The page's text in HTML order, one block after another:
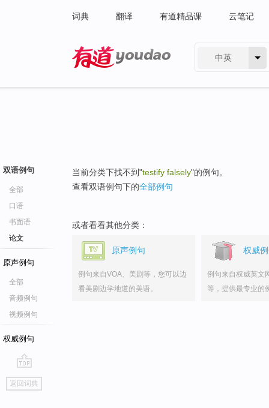
词典 翻译 有道精品课 云笔记
中英
双语例句
全部
口语
书面语
论文
原声例句
全部
音频例句
视频例句
权威例句
go
top
返回词典
当前分类下找不到"testify falsely"的例句。
查看双语例句下的全部例句
或者看看其他分类：
原声例句
例句来自VOA、美剧等，您可以边
看美剧边学地道的美语。
权威
例句来自权威英文
等，提供最专业的